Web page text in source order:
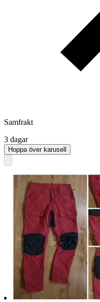
Samfrakt
3 dagar
Hoppa över karusell